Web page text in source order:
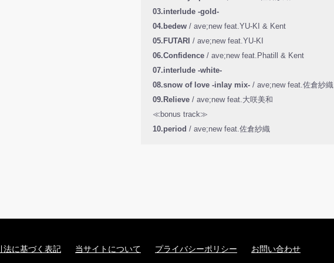
03.interlude -gold-
04.bedew / ave;new feat.YU-KI & Kent
05.FUTARI / ave;new feat.YU-KI
06.Confidence / ave;new feat.Phatill & Kent
07.interlude -white-
08.snow of love -inlay mix- / ave;new feat.佐倉紗織
09.Relieve / ave;new feat.大咲美和
≪bonus track≫
10.period / ave;new feat.佐倉紗織
法に基づく表記 当サイトについて プライバシーポリシー お問い合わせ